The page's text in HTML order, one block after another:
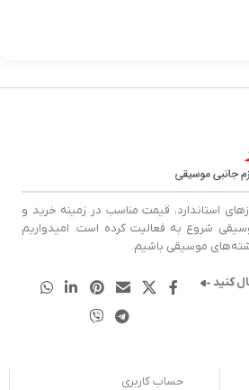
استاندارد، قیمت مناسب در زمینه خرید و
شروع به فعالیت کرده است. امیدواریم
موسیقی باشیم.
کنید
حساب کاربری